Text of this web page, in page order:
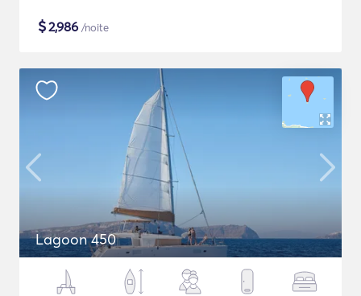
$2,986 /noite
Lagoon 450